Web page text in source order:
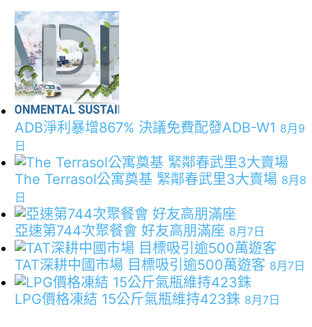
ADB淨利暴增867% 決議免費配發ADB-W1 8月9
日
The Terrasol公寓奠基 緊鄰春武里3大賣場 8月8
日
亞速第744次聚餐會 好友高朋滿座 8月7日
TAT深耕中國市場 目標吸引逾500萬遊客 8月7日
LPG價格凍結 15公斤氣瓶維持423銖 8月7日